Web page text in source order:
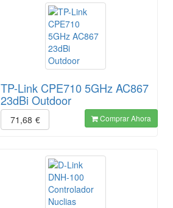
TP-Link CPE710 5GHz AC867
23dBi Outdoor
71,68 € Comprar Ahora